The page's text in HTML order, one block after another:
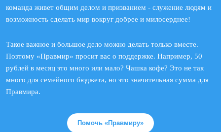
команда живет общим делом и призванием - служение людям и
возможность сделать мир вокруг добрее и милосерднее!
Такое важное и большое дело можно делать только вместе.
Поэтому «Правмир» просит вас о поддержке. Например, 50
рублей в месяц это много или мало? Чашка кофе? Это не так
много для семейного бюджета, но это значительная сумма для
Правмира.
Помочь «Правмиру»